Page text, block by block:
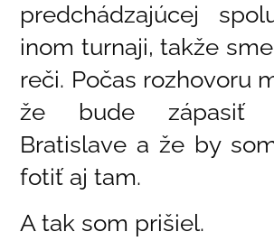
predchádzajúcej
inom turnaji, takže
reči. Počas rozhovoru
že bude zápasiť
Bratislave a že by
fotiť aj tam.
A tak som prišiel.